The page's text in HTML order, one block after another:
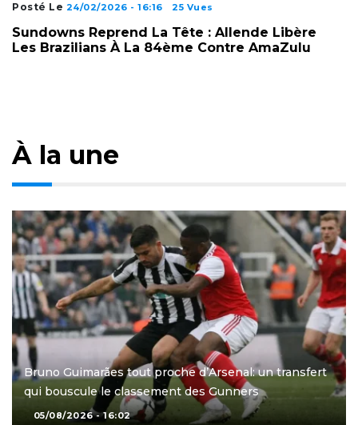
Posté Le 24/02/2026 - 16:16 25 Vues
Sundowns Reprend La Tête : Allende Libère
Les Brazilians À La 84ème Contre AmaZulu
À la une
Bruno Guimarães tout proche d’Arsenal: un transfert
qui bouscule le classement des Gunners
05/08/2026 - 16:02